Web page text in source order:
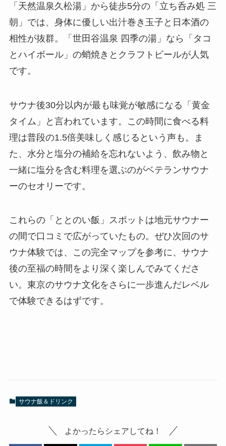
「天然温泉久松湯」から徒歩5分の「立ち呑み処 三
朝」では、身体に優しい出汁巻き玉子と日本酒の
相性が抜群。「世田谷温泉 四季の湯」なら「タコ
とハイボール」の蛸焼きとクラフトビールが人気
です。
サウナ後30分以内が最も味覚が敏感になる「黄金
タイム」と言われています。この時間に食べる料
理は普段の1.5倍美味しく感じるという声も。ま
た、水分と塩分の補給を忘れないよう、飲み物と
一緒に塩分を含む料理を選ぶのがベテランサウナ
ーのセオリーです。
これらの「ととのい飯」スポットは地元サウナー
の間で口コミで広がっていたもの。ぜひ次回のサ
ウナ体験では、この完全マップを参考に、サウナ
後の至福の時間をより深く楽しんでみてくださ
い。東京のサウナ文化をさらに一歩進んだレベル
で体験できるはずです。
サウナ飯＆ドリンク
よかったらシェアしてね！